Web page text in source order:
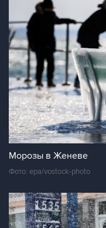
Морозы в Женеве
Фото: epa/vostock-photo